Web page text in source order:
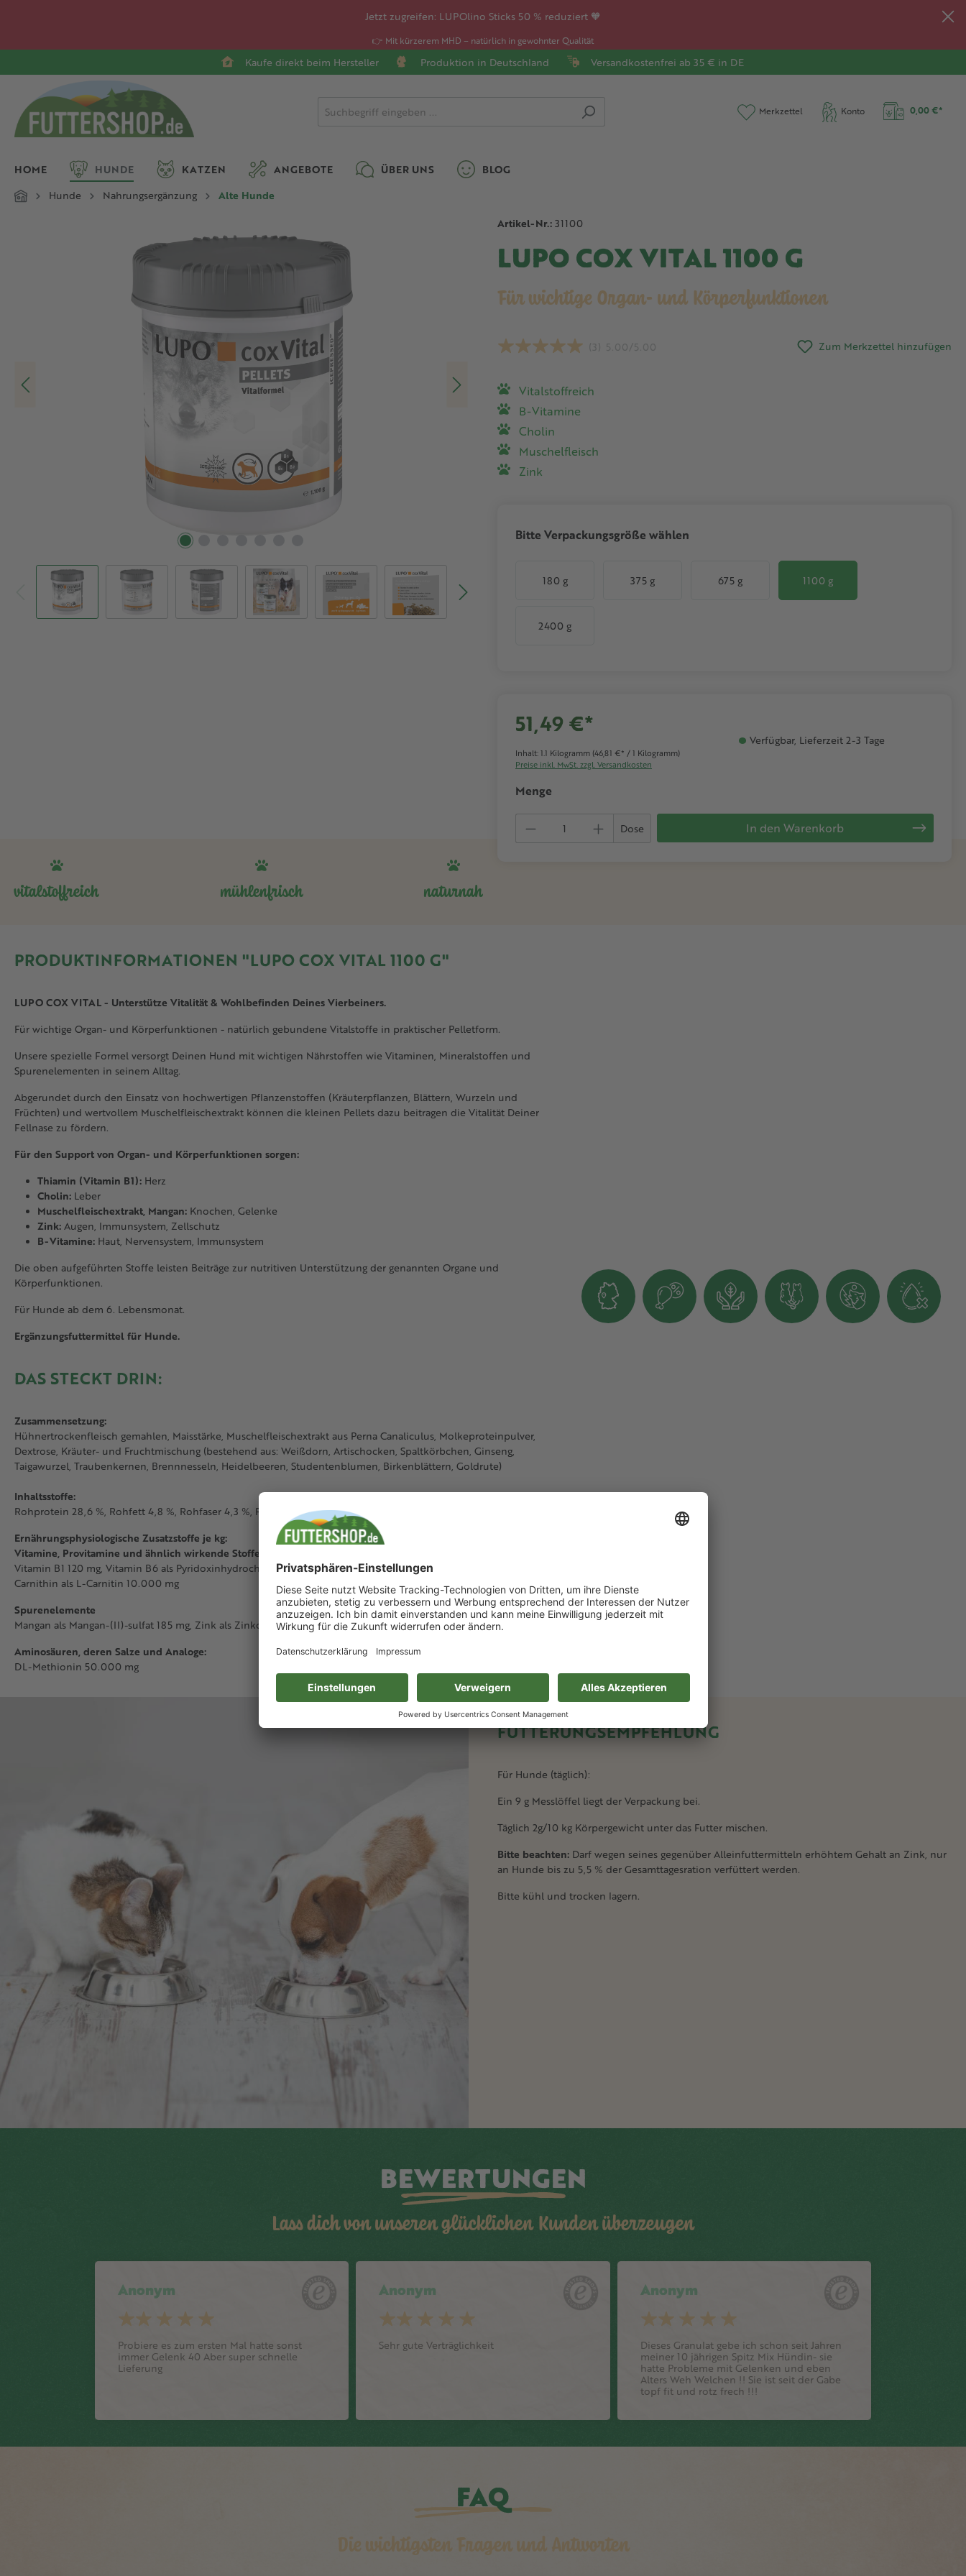
Jetzt zugreifen: LUPOlino Sticks 50 % reduziert 🧡
👉 Mit kürzerem MHD – natürlich in gewohnter Qualität
Kaufe direkt beim Hersteller Produktion in Deutschland Versandkostenfrei ab 35 € in DE
Merkzettel Konto 0,00 €*
HOME HUNDE KATZEN ANGEBOTE ÜBER UNS BLOG
Hunde Nahrungsergänzung Alte Hunde
Artikel-Nr.: 31100
LUPO COX VITAL 1100 G
Für wichtige Organ- und Körperfunktionen
Zum Merkzettel hinzufügen
Vitalstoffreich
B-Vitamine
Cholin
Muschelfleisch
Zink
Bitte Verpackungsgröße wählen
180 g 375 g 675 g 1100 g
2400 g
51,49 €*
Inhalt: 1.1 Kilogramm (46,81 €* / 1 Kilogramm)
Preise inkl. MwSt. zzgl. Versandkosten
Verfügbar, Lieferzeit 2-3 Tage
Menge
Produkt Anzahl: Gib den gewünschten Wert ein oder
Dose In den Warenkorb
vitalstoffreich mühlenfrisch naturnah
PRODUKTINFORMATIONEN "LUPO COX VITAL 1100 G"
LUPO COX VITAL - Unterstütze Vitalität & Wohlbefinden Deines Vierbeiners.
Für wichtige Organ- und Körperfunktionen - natürlich gebundene Vitalstoffe in praktischer Pelletform.
Unsere spezielle Formel versorgt Deinen Hund mit wichtigen Nährstoffen wie Vitaminen, Mineralstoffen und
Spurenelementen in seinem Alltag.
Abgerundet durch den Einsatz von hochwertigen Pflanzenstoffen (Kräuterpflanzen, Blättern, Wurzeln und
Früchten) und wertvollem Muschelfleischextrakt können die kleinen Pellets dazu beitragen die Vitalität Deiner
Fellnase zu fördern.
Für den Support von Organ- und Körperfunktionen sorgen:
Thiamin (Vitamin B1): Herz
Cholin: Leber
Muschelfleischextrakt, Mangan: Knochen, Gelenke
Zink: Augen, Immunsystem, Zellschutz
B-Vitamine: Haut, Nervensystem, Immunsystem
Die oben aufgeführten Stoffe leisten Beiträge zur nutritiven Unterstützung der genannten Organe und
Körperfunktionen.
Für Hunde ab dem 6. Lebensmonat.
Ergänzungsfuttermittel für Hunde.
DAS STECKT DRIN:
Zusammensetzung:
Hühnertrockenfleisch gemahlen, Maisstärke, Muschelfleischextrakt aus Perna Canaliculus, Molkeproteinpulver,
Dextrose, Kräuter- und Fruchtmischung (bestehend aus: Weißdorn, Artischocken, Spaltkörbchen, Ginseng,
Taigawurzel, Traubenkernen, Brennnesseln, Heidelbeeren, Studentenblumen, Birkenblättern, Goldrute)
Inhaltsstoffe:
Rohprotein 28,6 %, Rohfett 4,8 %, Rohfaser 4,3 %, Rohasche 8,7 %
Ernährungsphysiologische Zusatzstoffe je kg:
Vitamine, Provitamine und ähnlich wirkende Stoffe
Vitamin B1 120 mg, Vitamin B6 als Pyridoxinhydrochlorid 120 mg Biotin 100.000 µg , Cholin 10.000 mg,
Carnithin als L-Carnitin 10.000 mg
Spurenelemente
Mangan als Mangan-(II)-sulfat 185 mg, Zink als Zinkoxid 4.500 mg
Aminosäuren, deren Salze und Analoge:
DL-Methionin 50.000 mg
FÜTTERUNGSEMPFEHLUNG
Für Hunde (täglich):
Ein 9 g Messlöffel liegt der Verpackung bei.
Täglich 2g/10 kg Körpergewicht unter das Futter mischen.
Bitte beachten: Darf wegen seines gegenüber Alleinfuttermitteln erhöhtem Gehalt an Zink, nur
an Hunde bis zu 5,5 % der Gesamttagesration verfüttert werden.
Bitte kühl und trocken lagern.
BEWERTUNGEN
Lass dich von unseren glücklichen Kunden überzeugen
Anonym
Probiere es zum ersten Mal hatte sonst
immer Gelenk 40 Aber super schnelle
Lieferung
Anonym
Sehr gute Verträglichkeit
Anonym
Dieses Granulat gebe ich schon seit Jahren
meiner 10 jährigen Spitz Mix Hündin- sie
hatte Probleme mit Gelenken und eben
Alters Weh Welchen !! Sie ist seit der Gabe
topf fit und rotz frech !!!
FAQ
Die wichtigsten Fragen und Antworten